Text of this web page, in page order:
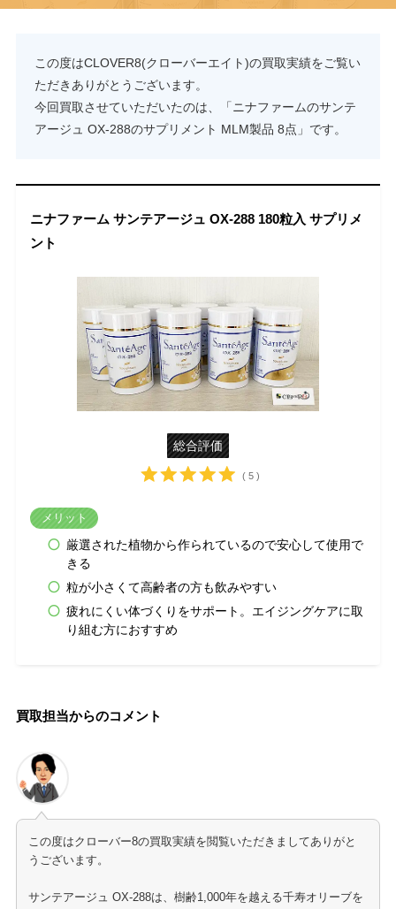
この度はCLOVER8(クローバーエイト)の買取実績をご覧い
ただきありがとうございます。
今回買取させていただいたのは、「ニナファームのサンテ
アージュ OX-288のサプリメント MLM製品 8点」です。
ニナファーム サンテアージュ OX-288 180粒入 サプリメ
ント
総合評価
( 5 )
メリット
厳選された植物から作られているので安心して使用で
きる
粒が小さくて高齢者の方も飲みやすい
疲れにくい体づくりをサポート。エイジングケアに取
り組む方におすすめ
買取担当からのコメント
この度はクローバー8の買取実績を閲覧いただきましてありがと
うございます。
サンテアージュ OX-288は、樹齢1,000年を越える千寿オリーブを